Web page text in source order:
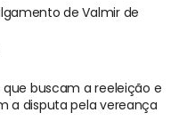
de Valmir de
buscam a reeleição e
a disputa pela vereança